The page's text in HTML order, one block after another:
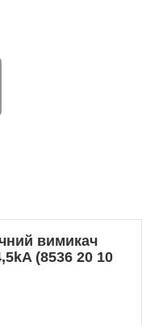
вимикач
(8536 20 10